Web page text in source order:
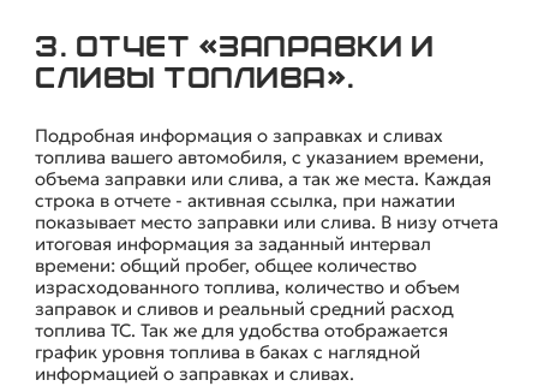
3. Отчет «Заправки и
сливы топлива».
Подробная информация о заправках и сливах
топлива вашего автомобиля, с указанием времени,
объема заправки или слива, а так же места. Каждая
строка в отчете - активная ссылка, при нажатии
показывает место заправки или слива. В низу отчета
итоговая информация за заданный интервал
времени: общий пробег, общее количество
израсходованного топлива, количество и объем
заправок и сливов и реальный средний расход
топлива ТС. Так же для удобства отображается
график уровня топлива в баках с наглядной
информацией о заправках и сливах.